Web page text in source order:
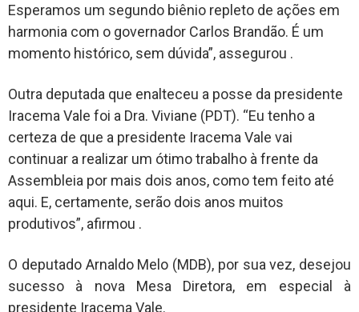
Esperamos um segundo biênio repleto de ações em
harmonia com o governador Carlos Brandão. É um
momento histórico, sem dúvida”, assegurou .
Outra deputada que enalteceu a posse da presidente
Iracema Vale foi a Dra. Viviane (PDT). “Eu tenho a
certeza de que a presidente Iracema Vale vai
continuar a realizar um ótimo trabalho à frente da
Assembleia por mais dois anos, como tem feito até
aqui. E, certamente, serão dois anos muitos
produtivos”, afirmou .
O deputado Arnaldo Melo (MDB), por sua vez, desejou
sucesso à nova Mesa Diretora, em especial à
presidente Iracema Vale.